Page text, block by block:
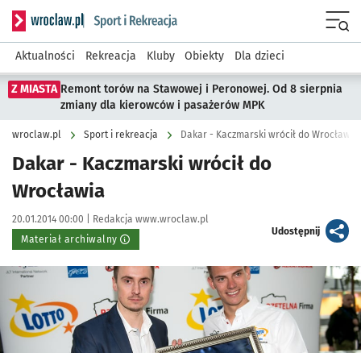
Serwis informacyjny wroclaw.pl podserwis: Sport i rekreacja
Aktualności Rekreacja Kluby Obiekty Dla dzieci
Z MIASTA Remont torów na Stawowej i Peronowej. Od 8 sierpnia
zmiany dla kierowców i pasażerów MPK
wroclaw.pl Sport i rekreacja Dakar - Kaczmarski wrócił do Wrocławia
Dakar - Kaczmarski wrócił do
Wrocławia
Data publikacji:
20.01.2014 00:00 | Autor:
Redakcja www.wroclaw.pl
Materiał archiwalny
Udostępnijartykuł
Kliknij, aby powiększyć